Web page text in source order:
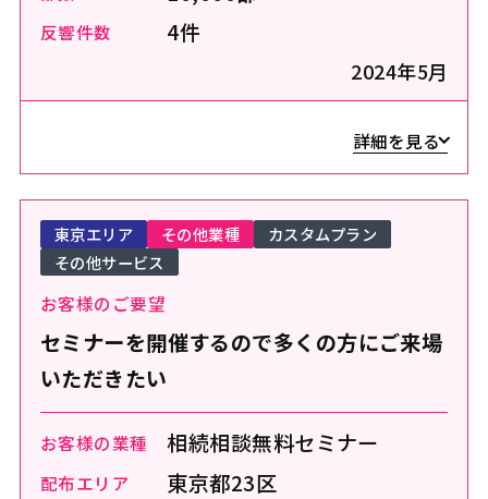
反響件数 4件
2024年5月
詳細を見る
お客様のご要望
セミナーを開催するので多くの方にご来場
いただきたい
お客様の業種 相続相談無料セミナー
配布エリア 東京都23区
東京エリア その他業種
カスタムプラン
その他サービス